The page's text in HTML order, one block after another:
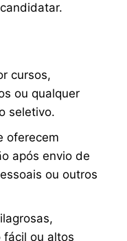
cursos,
ou qualquer
seletivo.
oferecem
após envio de
ou outros
fácil ou altos